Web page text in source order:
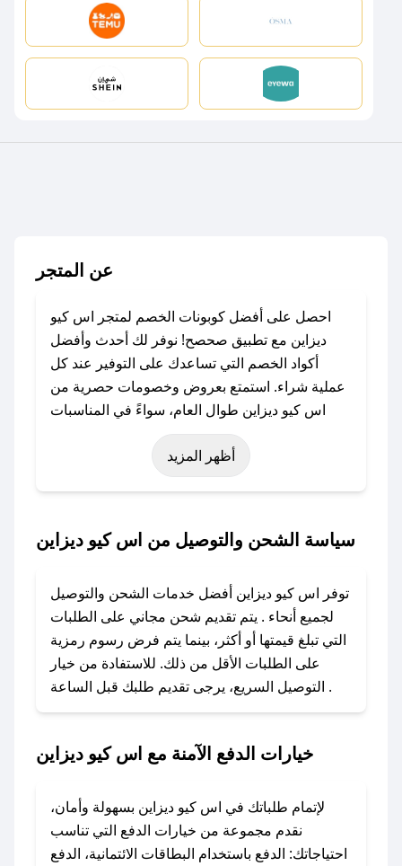
عن المتجر
احصل على أفضل كوبونات الخصم لمتجر اس كيو
ديزاين مع تطبيق صحصح! نوفر لك أحدث وأفضل
أكواد الخصم التي تساعدك على التوفير عند كل
عملية شراء. استمتع بعروض وخصومات حصرية من
اس كيو ديزاين طوال العام، سواءً في المناسبات
مثل عيد الفطر، عيد الأضحى، الجمعة البيضاء (شهر
نوفمبر)، رمضان، اليوم الوطني، يوم التأسيس، أو
حتى عروض خاصة أخرى.
ديزاين؟
كود خصم اس كيو ديزاين. وفي حال عدم توفر
الكوبون، تواصل معنا عبر تويتر أو البريد الإلكتروني
لإضافته بسرعة.
### كيفية استخدام كود خصم اس كيو ديزاين؟
1. انسخ كود الخصم من تطبيق صحصح.
ديزاين.
### ماذا أفعل إذا لم يعمل كود الخصم؟
لا تقلق! يمكنك التواصل مع فريق دعم صحصح عبر
الرسائل الخاصة على تويتر أو البريد الإلكتروني،
أظهر المزيد
سياسة الشحن والتوصيل من اس كيو ديزاين
توفر اس كيو ديزاين أفضل خدمات الشحن والتوصيل
لجميع أنحاء . يتم تقديم شحن مجاني على الطلبات
التي تبلغ قيمتها أو أكثر، بينما يتم فرض رسوم رمزية
على الطلبات الأقل من ذلك. للاستفادة من خيار
التوصيل السريع، يرجى تقديم طلبك قبل الساعة .
خيارات الدفع الآمنة مع اس كيو ديزاين
لإتمام طلباتك في اس كيو ديزاين بسهولة وأمان،
نقدم مجموعة من خيارات الدفع التي تناسب
احتياجاتك: الدفع باستخدام البطاقات الائتمانية، الدفع